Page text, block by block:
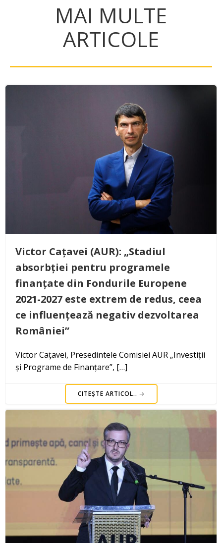
MAI MULTE
ARTICOLE
Victor Cațavei (AUR): „Stadiul
absorbției pentru programele
finanțate din Fondurile Europene
2021-2027 este extrem de redus, ceea
ce influențează negativ dezvoltarea
României”
Victor Cațavei, Presedintele Comisiei AUR „Investiții
și Programe de Finanțare”, […]
CITEȘTE ARTICOL..